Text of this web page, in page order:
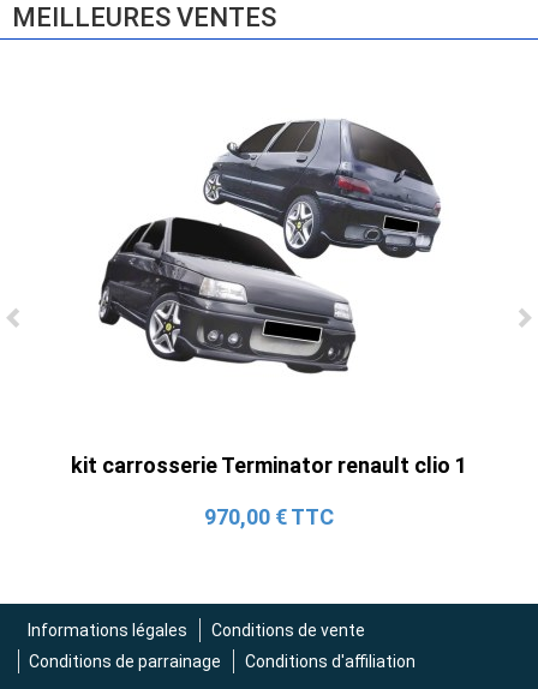
Ligne Cat-Back Active 4 Sorties avec
Tube en H pour Ford Mustang GT & V6
(2015-2023)
MEILLEURES VENTES
kit carrosserie Terminator renault clio 1
970,00 € TTC
Informations légales
Conditions de vente
Conditions de parrainage
Conditions d'affiliation